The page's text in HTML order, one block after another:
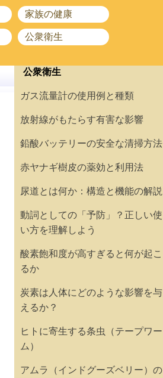
家族の健康
公衆衛生
公衆衛生
ガス流量計の使用例と種類
放射線がもたらす有害な影響
鉛酸バッテリーの安全な清掃方法
赤ヤナギ樹皮の薬効と利用法
尿道とは何か：構造と機能の解説
動詞としての「予防」？正しい使
い方を理解しよう
酸素飽和度が高すぎると何が起こ
るか
炭素は人体にどのような影響を与
えるか？
ヒトに寄生する条虫（テープワー
ム）
アムラ（インドグーズベリー）の